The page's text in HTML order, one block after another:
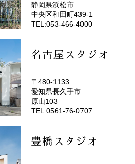
(EMOTOP浜松)
静岡県浜松市
中央区和田町439-1
TEL:053-466-4000
名古屋スタジオ
(EMOTOP名古屋)
〒480-1133
愛知県長久手市
原山103
TEL:0561-76-0707
豊橋スタジオ